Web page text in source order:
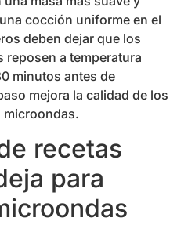
cocción uniforme en el
deben dejar que los
a temperatura
minutos antes de
mejora la calidad de los
recetas
para